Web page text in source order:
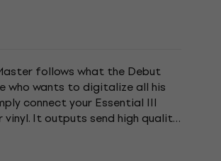
follows what the Debut
who wants to digitalize all his
connect your Essential III
It outputs send high quality